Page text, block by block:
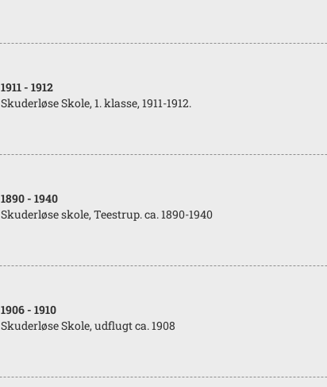
1911 - 1912
Skuderløse Skole, 1. klasse, 1911-1912.
1890 - 1940
Skuderløse skole, Teestrup. ca. 1890-1940
1906 - 1910
Skuderløse Skole, udflugt ca. 1908